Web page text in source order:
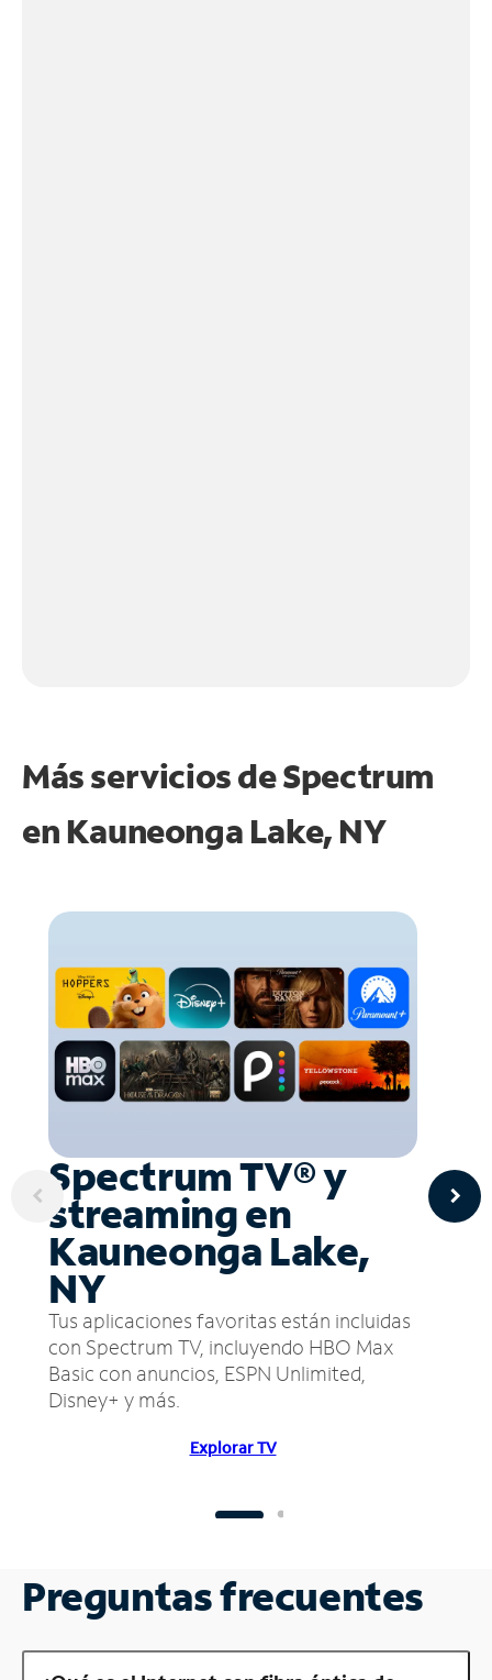
Más servicios de Spectrum
en Kauneonga Lake, NY
Spectrum TV® y
streaming en
Kauneonga Lake,
NY
Tus aplicaciones favoritas están incluidas
con Spectrum TV, incluyendo HBO Max
Basic con anuncios, ESPN Unlimited,
Disney+ y más.
Explorar TV
Preguntas frecuentes